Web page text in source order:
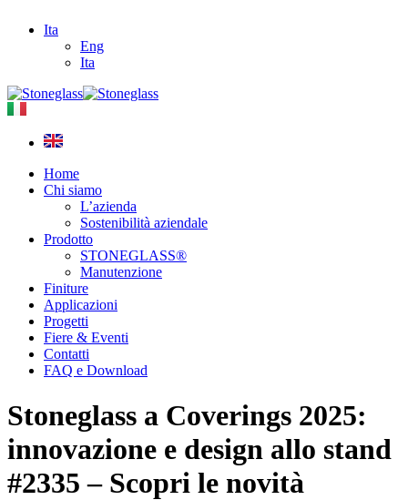
Ita
Eng
Ita
Home
Chi siamo
L’azienda
Sostenibilità aziendale
Prodotto
STONEGLASS®
Manutenzione
Finiture
Applicazioni
Progetti
Fiere & Eventi
Contatti
FAQ e Download
Stoneglass a Coverings 2025:
innovazione e design allo stand
#2335 – Scopri le novità